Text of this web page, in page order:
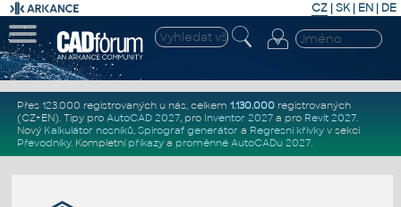
CZ | SK| EN | DE
Přes 123.000 registrovaných u nás, celkem 1.130.000registrovaných
(CZ+EN). Tipy pro AutoCAD 2027, pro Inventor 2027a pro Revit 2027.
Nový Kalkulátor nosníků, Spirograf generátor a Regresní křivkyv sekci
Převodníky. Kompletní příkazya proměnné AutoCADu 2027.